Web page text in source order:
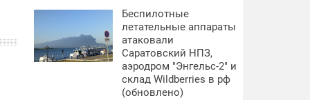
Беспилотные
летательные аппараты
атаковали
Саратовский НПЗ,
аэродром "Энгельс-2" и
склад Wildberries в рф
(обновлено)